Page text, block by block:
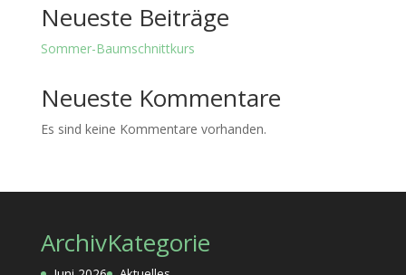
Neueste Beiträge
Sommer-Baumschnittkurs
Neueste Kommentare
Es sind keine Kommentare vorhanden.
ArchivKategorie